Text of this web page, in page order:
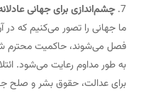
چشم‌اندازی برای جهانی
ما جهانی را تصور می‌کنیم که
فصل می‌شوند، حاکمیت محترم
به طور مداوم رعایت می‌شود.
برای عدالت، حقوق بشر و صلح